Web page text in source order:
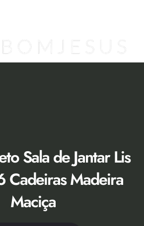
Sala de Jantar Lis
Madeira
Maciça